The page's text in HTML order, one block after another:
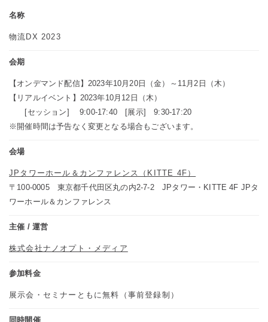
名称
物流DX 2023
会期
【オンデマンド配信】2023年10月20日（金）～11月2日（木）
【リアルイベント】2023年10月12日（木）
[セッション] 9:00-17:40 [展示] 9:30-17:20
※開催時間は予告なく変更となる場合もございます。
会場
JPタワーホール＆カンファレンス（KITTE 4F）
〒100-0005 東京都千代田区丸の内2-7-2 JPタワー・KITTE 4F JPタ
ワーホール＆カンファレンス
主催 / 運営
株式会社ナノオプト・メディア
参加料金
展示会・セミナーともに無料（事前登録制）
同時開催